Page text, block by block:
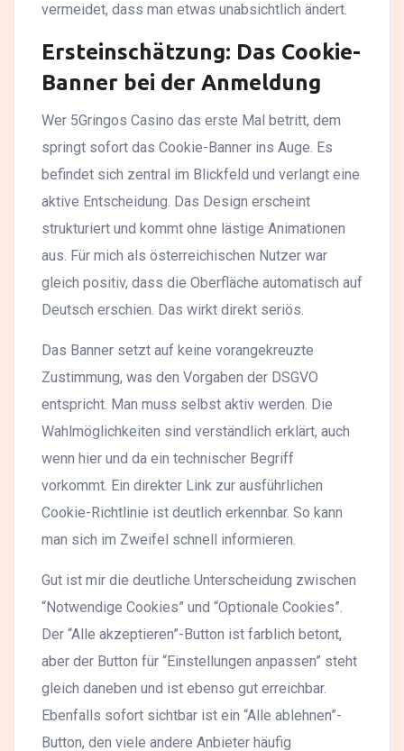
vermeidet, dass man etwas unabsichtlich ändert.
Ersteinschätzung: Das Cookie-
Banner bei der Anmeldung
Wer 5Gringos Casino das erste Mal betritt, dem
springt sofort das Cookie-Banner ins Auge. Es
befindet sich zentral im Blickfeld und verlangt eine
aktive Entscheidung. Das Design erscheint
strukturiert und kommt ohne lästige Animationen
aus. Für mich als österreichischen Nutzer war
gleich positiv, dass die Oberfläche automatisch auf
Deutsch erschien. Das wirkt direkt seriös.
Das Banner setzt auf keine vorangekreuzte
Zustimmung, was den Vorgaben der DSGVO
entspricht. Man muss selbst aktiv werden. Die
Wahlmöglichkeiten sind verständlich erklärt, auch
wenn hier und da ein technischer Begriff
vorkommt. Ein direkter Link zur ausführlichen
Cookie-Richtlinie ist deutlich erkennbar. So kann
man sich im Zweifel schnell informieren.
Gut ist mir die deutliche Unterscheidung zwischen
“Notwendige Cookies” und “Optionale Cookies”.
Der “Alle akzeptieren”-Button ist farblich betont,
aber der Button für “Einstellungen anpassen” steht
gleich daneben und ist ebenso gut erreichbar.
Ebenfalls sofort sichtbar ist ein “Alle ablehnen”-
Button, den viele andere Anbieter häufig